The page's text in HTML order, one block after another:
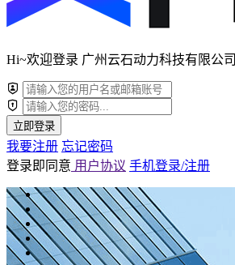
Hi~欢迎登录 广州云石动力科技有限公司
立即登录
我要注册 忘记密码
登录即同意 用户协议 手机登录/注册